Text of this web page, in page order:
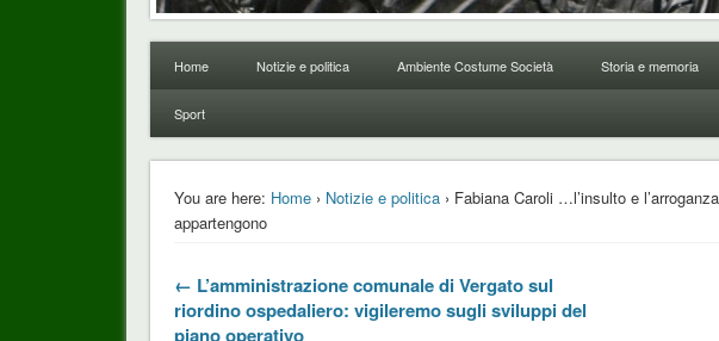
Home Notizie e politica Ambiente Costume Società Storia e memoria
Sport
You are here: Home› Notizie e politica› Fabiana Caroli …l’insulto e
appartengono
← L’amministrazione comunale di Vergato sul
riordino ospedaliero: vigileremo sugli sviluppi del
piano operativo